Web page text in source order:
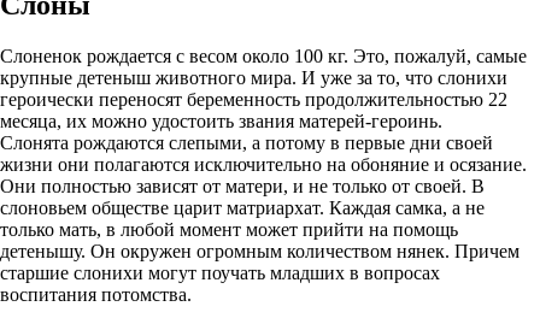
Слоненок рождается с весом около 100 кг. Это, пожалуй, самые
крупные детеныш животного мира. И уже за то, что слонихи
героически переносят беременность продолжительностью 22
месяца, их можно удостоить звания матерей-героинь.
Слонята рождаются слепыми, а потому в первые дни своей
жизни они полагаются исключительно на обоняние и осязание.
Они полностью зависят от матери, и не только от своей. В
слоновьем обществе царит матриархат. Каждая самка, а не
только мать, в любой момент может прийти на помощь
детенышу. Он окружен огромным количеством нянек. Причем
старшие слонихи могут поучать младших в вопросах
воспитания потомства.